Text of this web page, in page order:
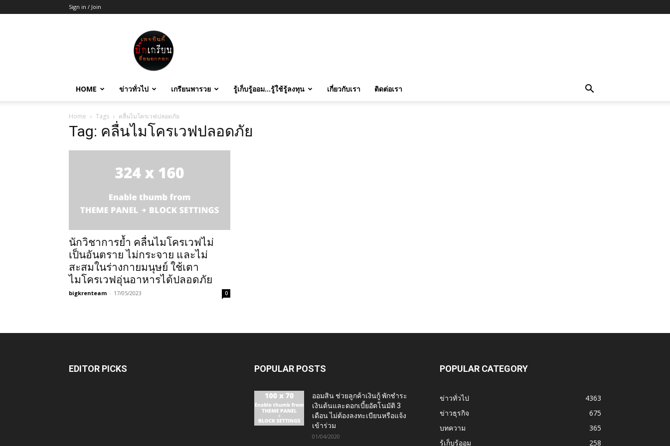
Sign in / Join
บิ๊ก
เกรียน
HOME ข่าวทั่วไป เกรียนพารวย รู้เก็บรู้ออม…รู้ใช้รู้ลงทุน เกี่ยวกับเรา ติดต่อเรา
Home Tags คลื่นไมโครเวฟปลอดภัย
Tag: คลื่นไมโครเวฟปลอดภัย
นักวิชาการย้ำ คลื่นไมโครเวฟไม่
เป็นอันตราย ไม่กระจาย และไม่
สะสมในร่างกายมนุษย์ ใช้เตา
ไมโครเวฟอุ่นอาหารได้ปลอดภัย
bigkrenteam - 17/05/2023 0
EDITOR PICKS POPULAR POSTS
ออมสิน ช่วยลูกค้าเงินกู้ พักชำระ
เงินต้นและดอกเบี้ยอัตโนมัติ 3
เดือน ไม่ต้องลงทะเบียนหรือแจ้ง
เข้าร่วม
01/04/2020
POPULAR CATEGORY
ข่าวทั่วไป
4363
ข่าวธุรกิจ
675
บทความ
365
รู้เก็บรู้ออม
258